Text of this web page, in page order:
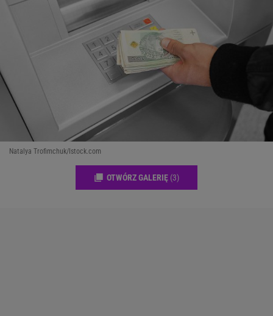
Natalya Trofimchuk/Istock.com
OTWÓRZ GALERIĘ (3)